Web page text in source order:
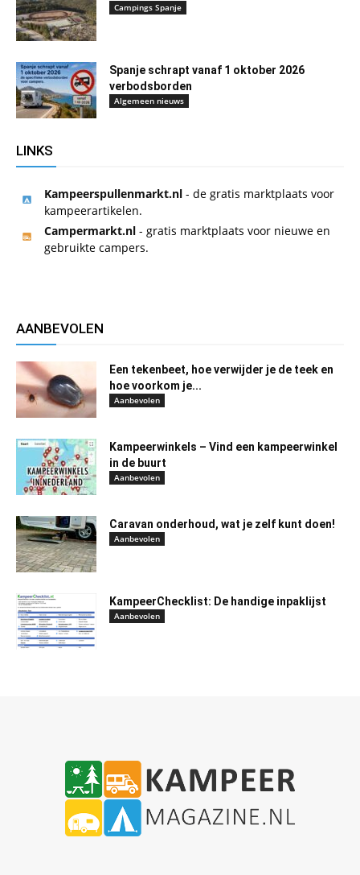
Campings Spanje
Spanje schrapt vanaf 1 oktober 2026
verbodsborden
Algemeen nieuws
LINKS
Kampeerspullenmarkt.nl - de gratis marktplaats voor
kampeerartikelen.
Campermarkt.nl - gratis marktplaats voor nieuwe en
gebruikte campers.
AANBEVOLEN
Een tekenbeet, hoe verwijder je de teek en
hoe voorkom je...
Aanbevolen
Kampeerwinkels – Vind een kampeerwinkel
in de buurt
Aanbevolen
Caravan onderhoud, wat je zelf kunt doen!
Aanbevolen
KampeerChecklist: De handige inpaklijst
Aanbevolen